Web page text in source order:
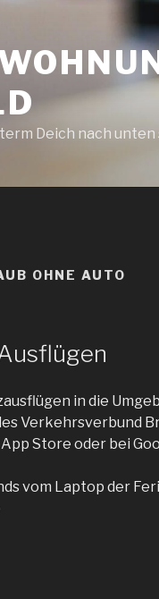
Deich nach unten
OHNE AUTO
in die
Verkehrsverbund
Store oder bei
vom Laptop der